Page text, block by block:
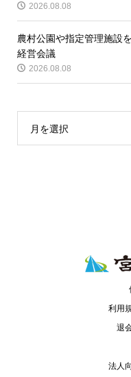
2026.08.08
農村公園や指定管理施
経営会議
2026.08.08
月を選択
利用
退
法人